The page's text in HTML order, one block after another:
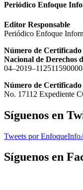
Periódico Enfoque
Editor Responsable
Periódico Enfoque
Número de
Nacional de Derechos
Número de
No. 17112 Expediente
Síguenos en
Tweets por
Síguenos en